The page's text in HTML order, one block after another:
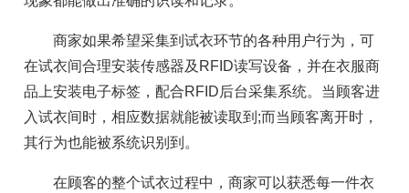
商家如果希望采集到试衣环节的各种用户行为，可
在试衣间合理安装传感器及RFID读写设备，并在衣服商
品上安装电子标签，配合RFID后台采集系统。当顾客进
入试衣间时，相应数据就能被读取到;而当顾客离开时，
其行为也能被系统识别到。
在顾客的整个试衣过程中，商家可以获悉每一件衣